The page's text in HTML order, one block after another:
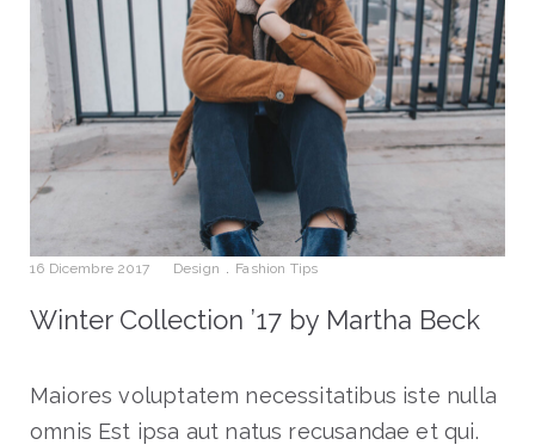
16 Dicembre 2017 Design Fashion Tips
Winter Collection ’17 by Martha Beck
Maiores voluptatem necessitatibus iste nulla
omnis Est ipsa aut natus recusandae et qui.